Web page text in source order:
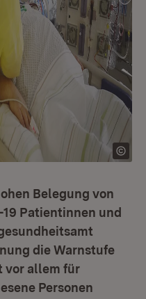
Belegung von
Patientinnen und
die Warnstufe
vor allem für
Personen